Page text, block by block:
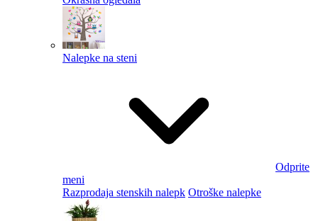
Nalepke na steni
Odprite
meni
Razprodaja stenskih nalepk Otroške nalepke